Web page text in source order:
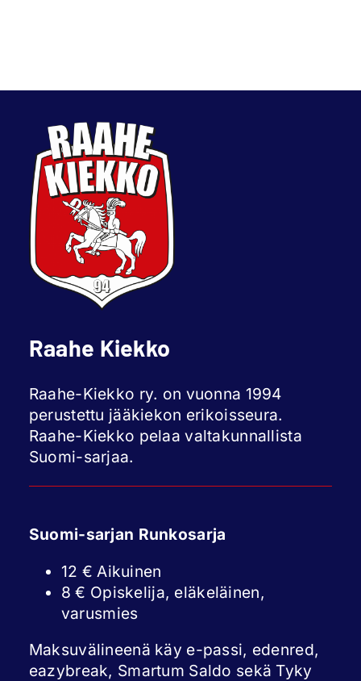
Raahe Kiekko
Raahe-Kiekko ry. on vuonna 1994
perustettu jääkiekon erikoisseura.
Raahe-Kiekko pelaa valtakunnallista
Suomi-sarjaa.
Suomi-sarjan Runkosarja
12 € Aikuinen
8 € Opiskelija, eläkeläinen,
varusmies
Maksuvälineenä käy e-passi, edenred,
eazybreak, Smartum Saldo sekä Tyky